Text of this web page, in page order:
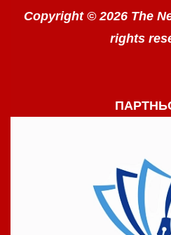
Copyright © 2026 The
rights